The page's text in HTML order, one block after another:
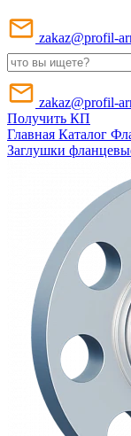
zakaz@profil-
zakaz@profil-
Получить КП
Главная Каталог
Заглушки